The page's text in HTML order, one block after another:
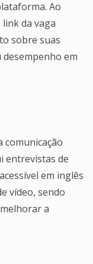
Ao
da vaga
sobre suas
em
comunicação
entrevistas de
em inglês
vídeo, sendo
a